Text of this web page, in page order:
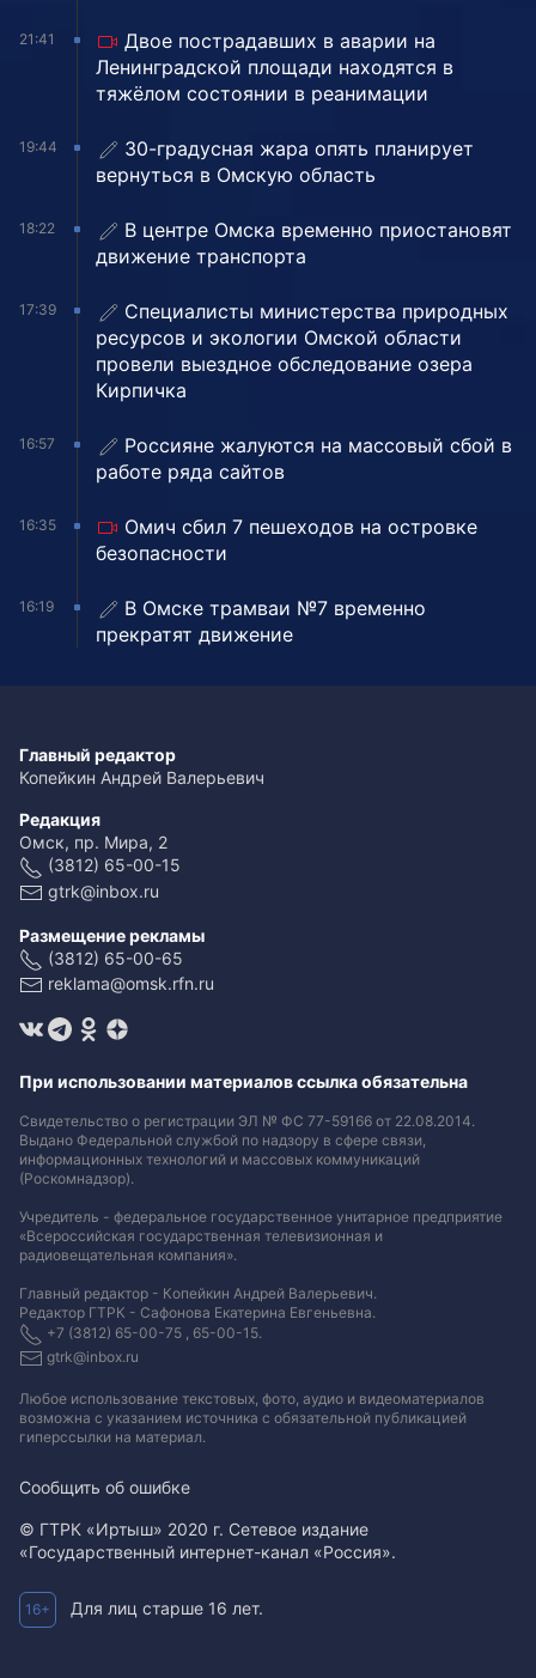
21:41
Двое пострадавших в аварии на
Ленинградской площади находятся в
тяжёлом состоянии в реанимации
19:44
30-градусная жара опять планирует
вернуться в Омскую область
18:22
В центре Омска временно приостановят
движение транспорта
17:39
Специалисты министерства природных
ресурсов и экологии Омской области
провели выездное обследование озера
Кирпичка
16:57
Россияне жалуются на массовый сбой в
работе ряда сайтов
16:35
Омич сбил 7 пешеходов на островке
безопасности
16:19
В Омске трамваи №7 временно
прекратят движение
Главный редактор
Копейкин Андрей Валерьевич
Редакция
Омск, пр. Мира, 2
(3812) 65-00-15
gtrk@inbox.ru
Размещение рекламы
(3812) 65-00-65
reklama@omsk.rfn.ru
При использовании материалов ссылка обязательна
Свидетельство о регистрации ЭЛ № ФС 77-59166 от 22.08.2014.
Выдано Федеральной службой по надзору в сфере связи,
информационных технологий и массовых коммуникаций
(Роскомнадзор).
Учредитель - федеральное государственное унитарное предприятие
«Всероссийская государственная телевизионная и
радиовещательная компания».
Главный редактор - Копейкин Андрей Валерьевич.
Редактор ГТРК - Сафонова Екатерина Евгеньевна.
+7 (3812) 65-00-75 , 65-00-15.
gtrk@inbox.ru
Любое использование текстовых, фото, аудио и видеоматериалов
возможна с указанием источника с обязательной публикацией
гиперссылки на материал.
Сообщить об ошибке
© ГТРК «Иртыш» 2020 г. Сетевое издание
«Государственный интернет-канал «Россия».
16+ Для лиц старше 16 лет.